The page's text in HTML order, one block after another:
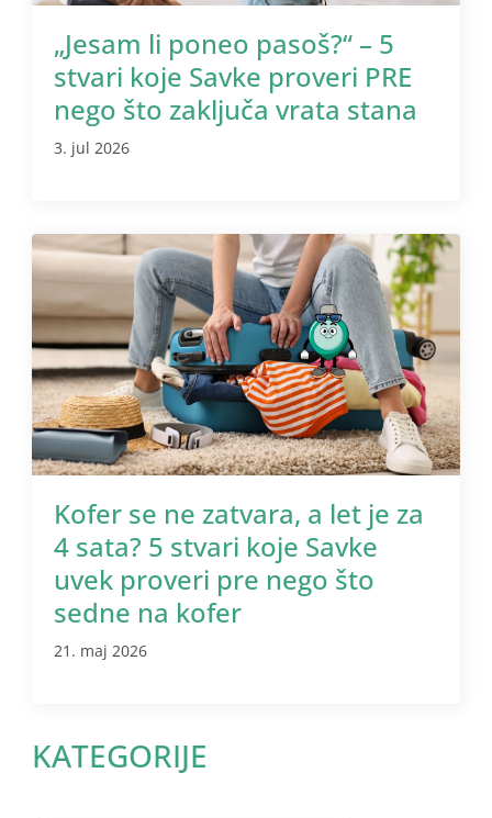
„Jesam li poneo pasoš?“ – 5
stvari koje Savke proveri PRE
nego što zaključa vrata stana
3. jul 2026
Kofer se ne zatvara, a let je za
4 sata? 5 stvari koje Savke
uvek proveri pre nego što
sedne na kofer
21. maj 2026
KATEGORIJE